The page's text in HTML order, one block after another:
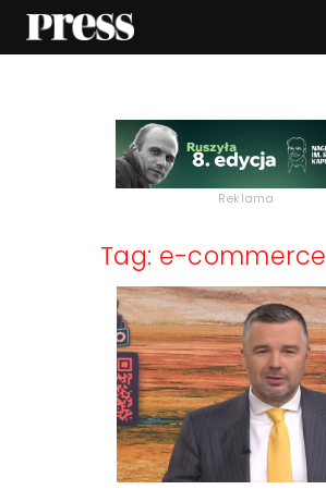
Reklama
Tag: e-commerce